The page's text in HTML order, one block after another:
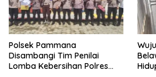
Polsek Pammana
Disambangi Tim Penilai
Lomba Kebersihan Polres